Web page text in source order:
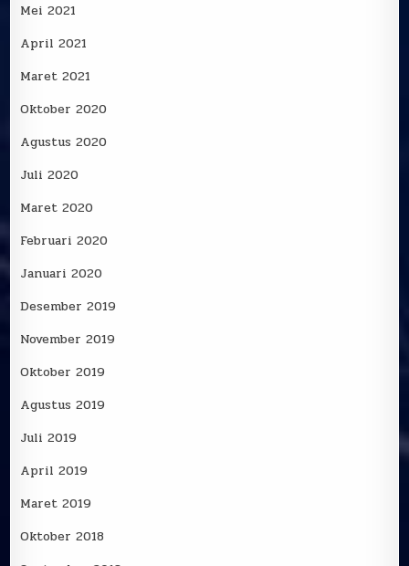
Mei 2021
April 2021
Maret 2021
Oktober 2020
Agustus 2020
Juli 2020
Maret 2020
Februari 2020
Januari 2020
Desember 2019
November 2019
Oktober 2019
Agustus 2019
Juli 2019
April 2019
Maret 2019
Oktober 2018